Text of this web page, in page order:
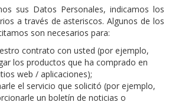
sus Datos Personales, indicamos los
a través de asteriscos. Algunos de los
son necesarios para:
contrato con usted (por ejemplo,
los productos que ha comprado en
web / aplicaciones);
el servicio que solicitó (por ejemplo,
un boletín de noticias o